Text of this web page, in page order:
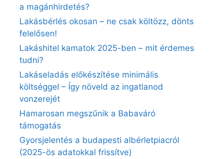
a magánhirdetés?
Lakásbérlés okosan – ne csak költözz, dönts
felelősen!
Lakáshitel kamatok 2025-ben – mit érdemes
tudni?
Lakáseladás előkészítése minimális
költséggel – Így növeld az ingatlanod
vonzerejét
Hamarosan megszűnik a Babaváró
támogatás
Gyorsjelentés a budapesti albérletpiacról
(2025-ös adatokkal frissítve)